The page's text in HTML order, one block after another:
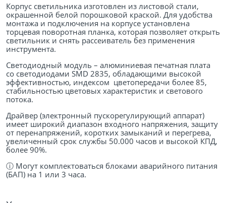
Корпус светильника изготовлен из листовой стали,
окрашенной белой порошковой краской. Для удобства
монтажа и подключения на корпусе установлена
торцевая поворотная планка, которая позволяет открыть
светильник и снять рассеиватель без применения
инструмента.
Светодиодный модуль – алюминиевая печатная плата
со светодиодами SMD 2835, обладающими высокой
эффективностью, индексом цветопередачи более 85,
стабильностью цветовых характеристик и светового
потока.
Драйвер (электронный пускорегулирующий аппарат)
имеет широкий диапазон входного напряжения, защиту
от перенапряжений, коротких замыканий и перегрева,
увеличенный срок службы 50.000 часов и высокой КПД,
более 90%.
ⓘ Могут комплектоваться блоками аварийного питания
(БАП) на 1 или 3 часа.